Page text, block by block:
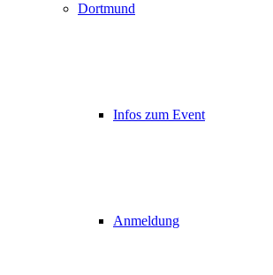
Dortmund
Infos zum Event
Anmeldung